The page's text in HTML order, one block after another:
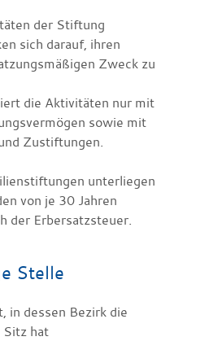
der Stiftung
sich darauf, ihren
Zweck zu
die Aktivitäten nur mit
sowie mit
Zustiftungen.
unterliegen
von je 30 Jahren
der Erbersatzsteuer.
Stelle
in dessen Bezirk die
hat